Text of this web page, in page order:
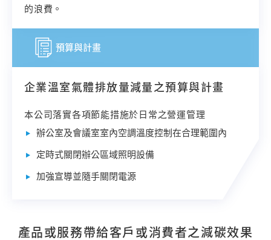
的浪費。
預算與計畫
企業溫室氣體排放量減量之預算與計畫
本公司落實各項節能措施於日常之營運管理
辦公室及會議室室內空調溫度控制在合理範圍內
定時式關閉辦公區域照明設備
加強宣導並隨手關閉電源
產品或服務帶給客戶或消費者之減碳效果